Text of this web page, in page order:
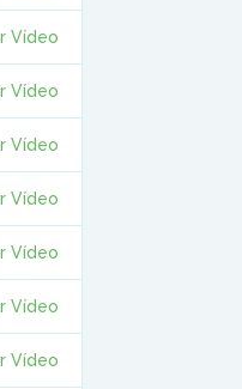
Vídeo
Vídeo
Vídeo
Vídeo
Vídeo
Vídeo
Vídeo